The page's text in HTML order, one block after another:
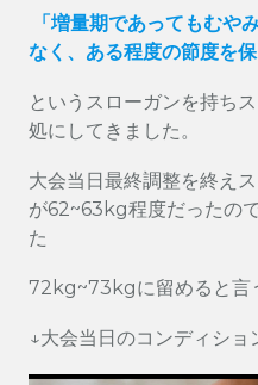
「増量期であってもむや
なく、ある程度の節度を
というスローガンを持ち
処にしてきました。
大会当日最終調整を終え
が62~63kg程度だったの
た
72kg~73kgに留めると言
↓大会当日のコンディシ